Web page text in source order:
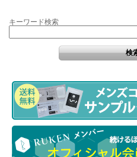
キーワード検索